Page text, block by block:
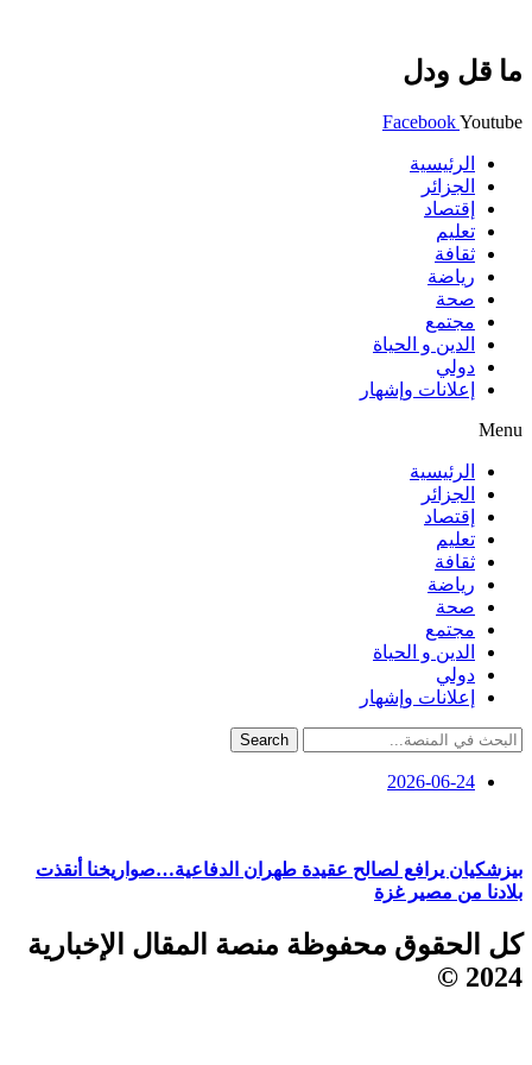
ما قل ودل
FacebookYoutube
الرئيسية
الجزائر
إقتصاد
تعليم
ثقافة
رياضة
صحة
مجتمع
الدين و الحياة
دولي
إعلانات وإشهار
Menu
الرئيسية
الجزائر
إقتصاد
تعليم
ثقافة
رياضة
صحة
مجتمع
الدين و الحياة
دولي
إعلانات وإشهار
Search
2026-06-24
بيزشكيان يرافع لصالح عقيدة طهران الدفاعية…صواريخنا أنقذت
بلادنا من مصير غزة
كل الحقوق محفوظة منصة المقال الإخبارية
2024 ©